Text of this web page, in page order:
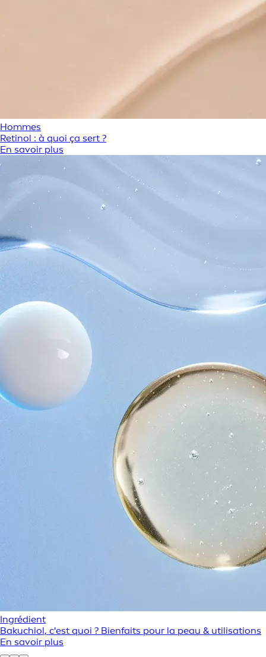
Hommes
Retinol : à quoi ça sert ?
En savoir plus
Ingrédient
Bakuchiol, c'est quoi ? Bienfaits pour la peau & utilisations
En savoir plus